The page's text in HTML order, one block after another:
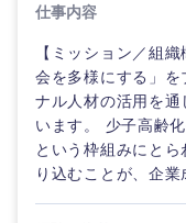
仕事内容
【ミッション／組
会を多様にする」を
ナル人材の活用を
います。 少子高齢
という枠組みにと
り込むことが、企業